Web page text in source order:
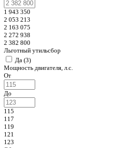
1 943 350
2 053 213
2 163 075
2 272 938
2 382 800
Льготный утильсбор
Да (3)
Мощность двигателя, л.с.
От
До
115
117
119
121
123